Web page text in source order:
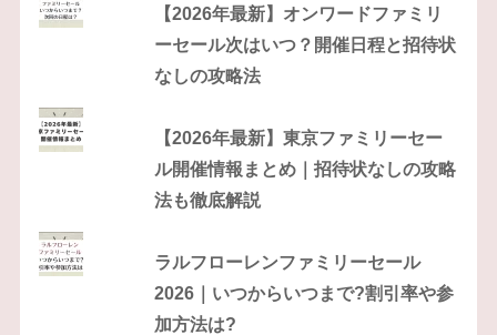
【2026年最新】オンワードファミリ
ーセール次はいつ？開催日程と招待状
なしの攻略法
【2026年最新】東京ファミリーセー
ル開催情報まとめ｜招待状なしの攻略
法も徹底解説
ラルフローレンファミリーセール
2026｜いつからいつまで?割引率や参
加方法は?